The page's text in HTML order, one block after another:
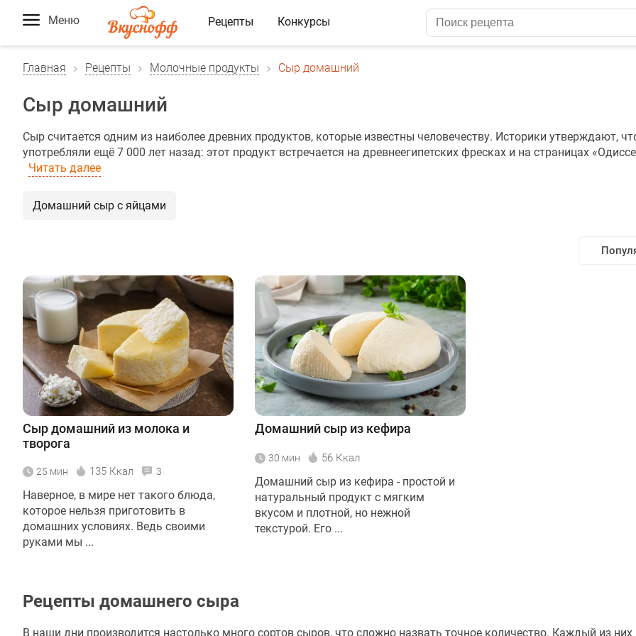
Меню Рецепты Конкурсы
Главная Рецепты Молочные продукты Сыр домашний
Сыр домашний
Сыр считается одним из наиболее древних продуктов, которые известны человечеству. Историки утверждают,
употребляли ещё 7 000 лет назад: этот продукт встречается на древнеегипетских фресках и на страницах
Читать далее
Домашний сыр с яйцами
Сыр домашний из молока и
творога
25 мин 135 Ккал 3
Наверное, в мире нет такого блюда,
которое нельзя приготовить в
домашних условиях. Ведь своими
руками мы ...
Домашний сыр из кефира
30 мин 56 Ккал
Домашний сыр из кефира - простой и
натуральный продукт с мягким
вкусом и плотной, но нежной
текстурой. Его ...
Рецепты домашнего сыра
В наши дни производится настолько много сортов сыров, что сложно назвать точное количество. Каждый из них